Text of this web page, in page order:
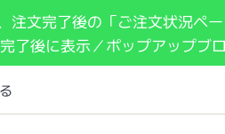
注文完了後の「ご注文状況
了後に表示／ポップアップブ